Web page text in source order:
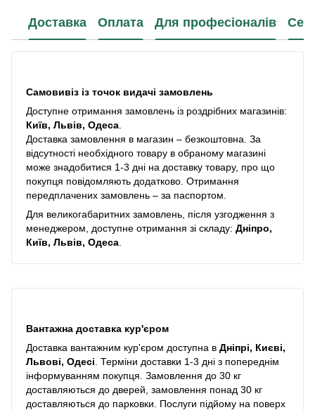
Доставка Оплата Для професіоналів
Самовивіз із точок видачі замовлень
Доступне отримання замовлень із роздрібних магазинів:
Київ, Львів, Одеса
Доставка замовлення в магазин – безкоштовна. За
відсутності необхідного товару в обраному магазині
може знадобитися 1-3 дні на доставку товару, про що
покупця повідомляють додатково. Отримання
передплачених замовлень – за паспортом.
Для великогабаритних замовлень, після узгодження з
менеджером, доступне отримання зі складу: Дніпро,
Київ, Львів, Одеса
Вантажна доставка кур'єром
Доставка вантажним кур'єром доступна в Дніпрі, Києві,
Львові, Одесі . Терміни доставки 1-3 дні з попереднім
інформуванням покупця. Замовлення до 30 кг
доставляються до дверей, замовлення понад 30 кг
доставляються до парковки. Послуги підйому на поверх